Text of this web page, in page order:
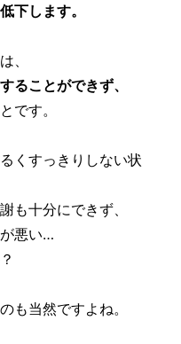
下します。
、
ることができず、
です。
くすっきりしない状
も十分にできず、
悪い…
も当然ですよね。